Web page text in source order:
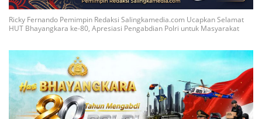
Ricky Fernando Pemimpin Redaksi Salingkamedia.com Ucapkan Selamat
HUT Bhayangkara ke-80, Apresiasi Pengabdian Polri untuk Masyarakat